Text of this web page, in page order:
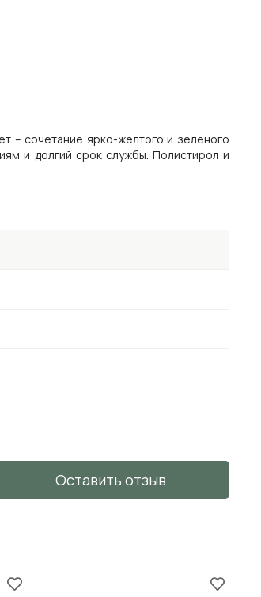
– сочетание ярко-желтого и зеленого
и долгий срок службы. Полистирол и
Оставить отзыв